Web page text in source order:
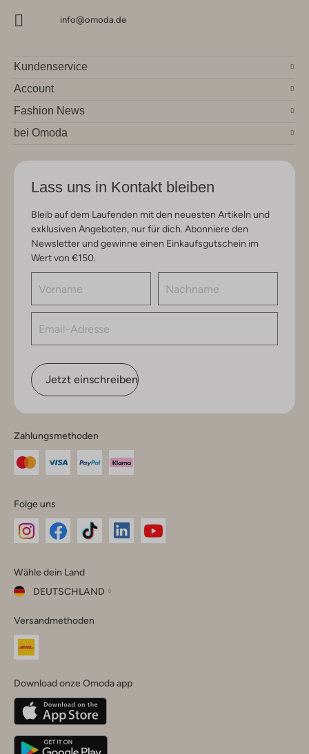
info@omoda.de
Kundenservice
Account
Fashion News
bei Omoda
Lass uns in Kontakt bleiben
Bleib auf dem Laufenden mit den neuesten Artikeln und
exklusiven Angeboten, nur für dich. Abonniere den
Newsletter und gewinne einen Einkaufsgutschein im
Wert von €150.
Jetzt einschreiben
Zahlungsmethoden
Folge uns
Instagram
Facebook
TikTok
Wähle dein Land
DEUTSCHLAND
dein
Land
Belgique(Français)
Deutschland
Versandmethoden
Download onze Omoda app